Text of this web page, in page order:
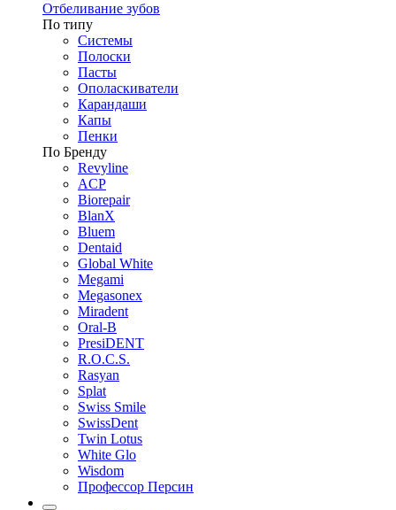
Отбеливание зубов
По типу
Системы
Полоски
Пасты
Ополаскиватели
Карандаши
Капы
Пенки
По Бренду
Revyline
ACP
Biorepair
BlanX
Bluem
Dentaid
Global White
Megami
Megasonex
Miradent
Oral-B
PresiDENT
R.O.C.S.
Rasyan
Splat
Swiss Smile
SwissDent
Twin Lotus
White Glo
Wisdom
Профессор Персин